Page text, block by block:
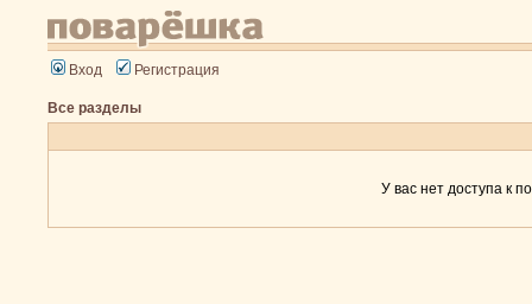
Вход Регистрация
Все разделы
У вас нет доступа к